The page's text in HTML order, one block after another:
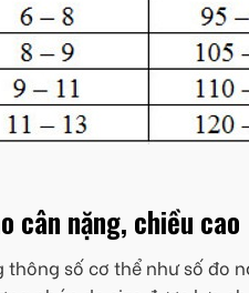
cân nặng, chiều cao
thông số cơ thể như số đo